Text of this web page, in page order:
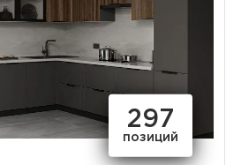
297
позиций